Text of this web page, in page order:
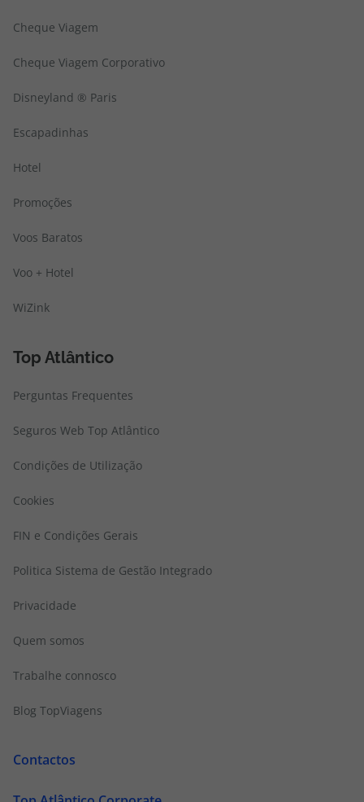
Cheque Viagem
Cheque Viagem Corporativo
Disneyland ® Paris
Escapadinhas
Hotel
Promoções
Voos Baratos
Voo + Hotel
WiZink
Top Atlântico
Perguntas Frequentes
Seguros Web Top Atlântico
Condições de Utilização
Cookies
FIN e Condições Gerais
Politica Sistema de Gestão Integrado
Privacidade
Quem somos
Trabalhe connosco
Blog TopViagens
Contactos